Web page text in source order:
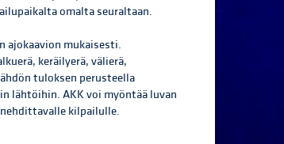
omalta seuraltaan.
ajokaavion mukaisesti.
keräilyerä, välierä,
tuloksen perusteella
lähtöihin. AKK voi myöntää luvan
kilpailulle.